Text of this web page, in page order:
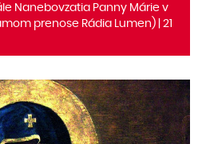
Nanebovzatia Panny Márie v
prenose Rádia Lumen) | 21